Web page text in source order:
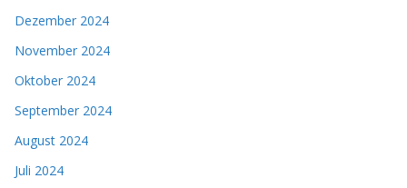
Dezember 2024
November 2024
Oktober 2024
September 2024
August 2024
Juli 2024